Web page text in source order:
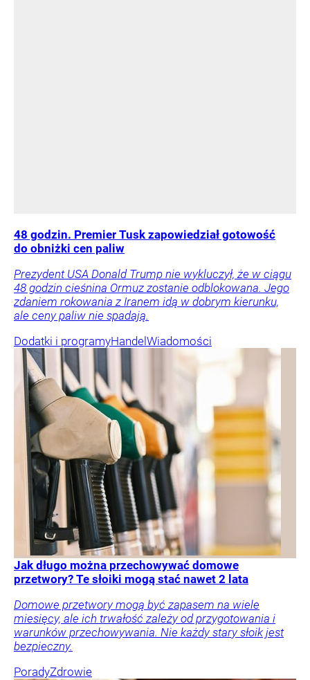
48 godzin. Premier Tusk zapowiedział gotowość
do obniżki cen paliw
Prezydent USA Donald Trump nie wykluczył, że w ciągu
48 godzin cieśnina Ormuz zostanie odblokowana. Jego
zdaniem rokowania z Iranem idą w dobrym kierunku,
ale ceny paliw nie spadają.
Dodatki i programyHandelWiadomości
Jak długo można przechowywać domowe
przetwory? Te słoiki mogą stać nawet 2 lata
Domowe przetwory mogą być zapasem na wiele
miesięcy, ale ich trwałość zależy od przygotowania i
warunków przechowywania. Nie każdy stary słoik jest
bezpieczny.
PoradyZdrowie